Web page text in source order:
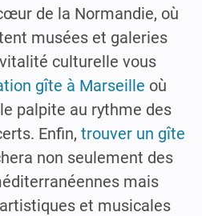
de la Normandie, où
musées et galeries
culturelle vous
gîte à Marseille où
palpite au rythme des
Enfin, trouver un gîte
non seulement des
mais
et musicales